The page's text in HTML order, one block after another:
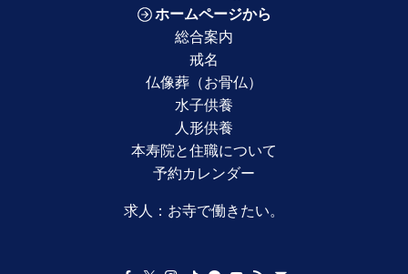
ホームページから
総合案内
戒名
仏像葬（お骨仏）
水子供養
人形供養
本寿院と住職について
予約カレンダー
求人： お寺で働きたい。